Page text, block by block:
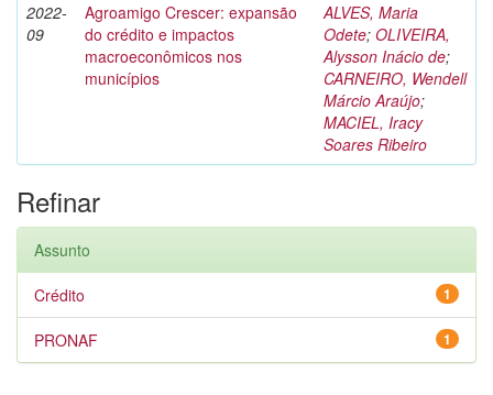
2022-
09
Agroamigo Crescer: expansão
do crédito e impactos
macroeconômicos nos
municípios
ALVES, Maria
Odete; OLIVEIRA,
Alysson Inácio de;
CARNEIRO, Wendell
Márcio Araújo;
MACIEL, Iracy
Soares Ribeiro
Refinar
Assunto
1
Crédito
1
PRONAF